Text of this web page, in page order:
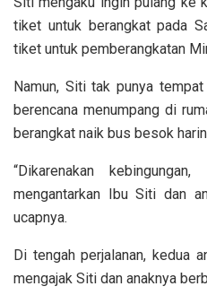
tiket untuk berangkat pada
tiket untuk pemberangkatan
Namun, Siti tak punya
berencana menumpang di
berangkat naik bus besok
“Dikarenakan
mengantarkan Ibu Siti dan
ucapnya.
Di tengah perjalanan, kedua
mengajak Siti dan anaknya